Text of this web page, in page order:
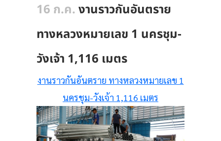
16 ก.ค.งานราวกันอันตราย
ทางหลวงหมายเลข 1 นครชุม-
วังเจ้า 1,116 เมตร
งานราวกันอันตราย ทางหลวงหมายเลข 1
นครชุม-วังเจ้า 1,116 เมตร